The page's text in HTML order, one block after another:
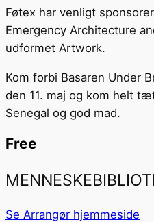
Føtex har venligt
Emergency Architecture
udformet Artwork.
Kom forbi Basaren Under
den 11. maj og kom helt
Senegal og god mad.
Free
Se Arrangør hjemmeside